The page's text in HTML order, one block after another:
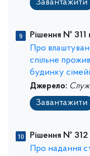
Завантажити
Рішення № 311
Про
спільне
будинку
Джерело:
Завантажити
Рішення № 312
Про надання